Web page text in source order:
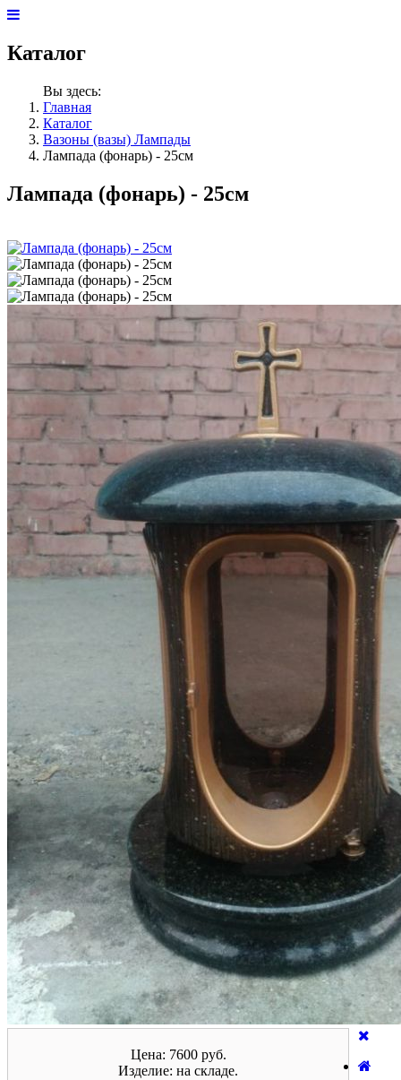
Каталог
Вы здесь:
Главная
Каталог
Вазоны (вазы) Лампады
Лампада (фонарь) - 25см
Лампада (фонарь) - 25см
Цена: 7600 руб.
Изделие: на складе.